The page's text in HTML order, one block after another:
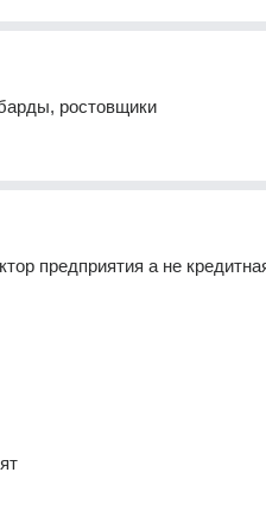
ростовщики
предприятия а не